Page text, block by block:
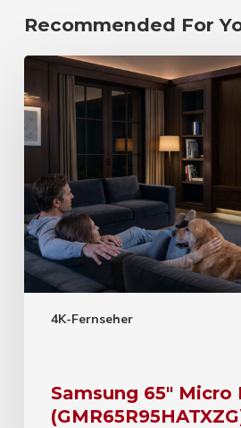
Recommended For
4K-Fernseher
Samsung 65″ Micro